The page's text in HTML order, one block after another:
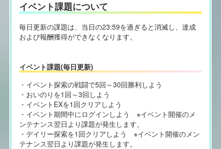
イベント課題について
毎日更新の課題は、当日の23:59を過ぎると消滅し、達成
および報酬獲得ができなくなります。
イベント課題(毎日更新)
・イベント探索の戦闘で5回～30回勝利しよう
・おいのりを1回～3回しよう
・イベントEXを1回クリアしよう
・イベント期間中にログインしよう ※イベント開催のメ
ンテナンス翌日より課題が発生します。
・デイリー探索を1回クリアしよう ※イベント開催のメン
テナンス翌日より課題が発生します。